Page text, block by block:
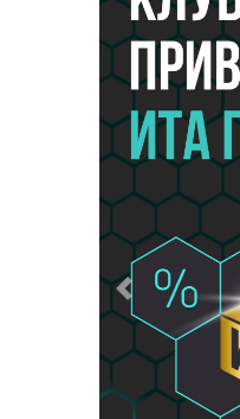
Предыдущий